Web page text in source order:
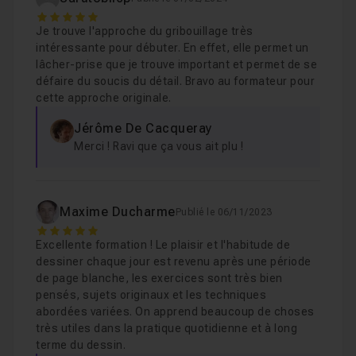
Leçon 9 Croquis d'un arbre imaginaire
Voir
08m05
Leçon 10 Croquis de sapins
Leçon 12 Gribouillage d'animaux fantaisistes
Leçon 13 Croquis de chiens fantaisistes d'après
5
Je trouve l'approche du gribouillage très
intéressante pour débuter. En effet, elle permet un
lâcher-prise que je trouve important et permet de se
défaire du soucis du détail. Bravo au formateur pour
cette approche originale.
Jérôme De Cacqueray
Merci ! Ravi que ça vous ait plu !
Maxime Ducharme Publié le 06/11/2023
5
Excellente formation ! Le plaisir et l'habitude de
dessiner chaque jour est revenu après une période
de page blanche, les exercices sont très bien
pensés, sujets originaux et les techniques
abordées variées. On apprend beaucoup de choses
très utiles dans la pratique quotidienne et à long
terme du dessin.